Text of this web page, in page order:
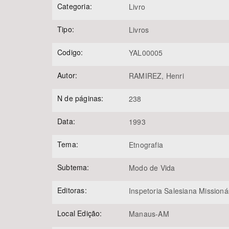
Área de Levantamento
Categoria: Livro
Tipo: Livros
Codigo: YAL00005
Autor: RAMIREZ, Henri
N de páginas: 238
Data: 1993
Tema: Etnografia
Subtema: Modo de Vida
Editoras: Inspetoria Salesiana
Local Edição: Manaus-AM